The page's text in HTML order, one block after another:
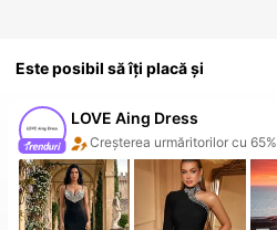
Este posibil să îți placă și
LOVE Aing Dress
Creșterea urmăritorilor cu 65%